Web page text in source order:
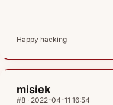
Happy hacking
misiek
#8 2022-04-11 16:54